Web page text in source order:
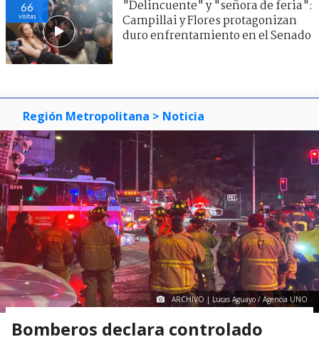
66
visitas
"Delincuente" y "señora de feria":
Campillai y Flores protagonizan
duro enfrentamiento en el Senado
Región Metropolitana > Noticia
ARCHIVO | Lucas Aguayo / Agencia UNO
Bomberos declara controlado